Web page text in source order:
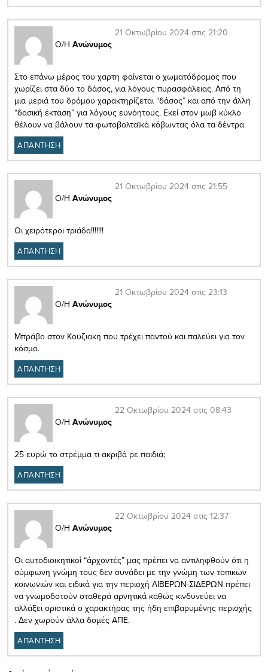
Ο/Η Ανώνυμος
21 Οκτωβρίου 2024 στις 21:20
Στο επάνω μέρος του χαρτη φαίνεται ο χωματόδρομος που
χωρίζει στα δύο το δάσος, για λόγους πυρασφάλειας. Από τη
μια μεριά του δρόμου χαρακτηρίζεται “δάσος” και από την άλλη
“δασική έκταση” για λόγους ευνόητους. Εκεί στον μωβ κύκλο
θέλουν να βάλουν τα φωτοβολταϊκά κόβωντας όλα τα δέντρα.
ΑΠΑΝΤΗΣΗ
Ο/Η Ανώνυμος
21 Οκτωβρίου 2024 στις 21:55
Οι χειρότεροι τριάδα!!!!!!!
ΑΠΑΝΤΗΣΗ
Ο/Η Ανώνυμος
21 Οκτωβρίου 2024 στις 23:13
Μπράβο στον Κουζιακη που τρέχει παντού και παλεύει για τον
κόσμο.
ΑΠΑΝΤΗΣΗ
Ο/Η Ανώνυμος
22 Οκτωβρίου 2024 στις 08:43
25 ευρώ το στρέμμα τι ακριβά ρε παιδιά;
ΑΠΑΝΤΗΣΗ
Ο/Η Ανώνυμος
22 Οκτωβρίου 2024 στις 12:37
Οι αυτοδιοικητικοί “άρχοντές” μας πρέπει να αντιληφθούν ότι η
σύμφωνη γνώμη τους δεν συνάδει με την γνώμη των τοπικών
κοινωνιών και ειδικά για την περιοχή ΛΙΒΕΡΩΝ-ΣΙΔΕΡΩΝ πρέπει
να γνωμοδοτούν σταθερά αρνητικά καθώς κινδυνεύει να
αλλάξει οριστικά ο χαρακτήρας της ήδη επιβαρυμένης περιοχής
. Δεν χωρούν άλλα δομές ΑΠΕ.
ΑΠΑΝΤΗΣΗ